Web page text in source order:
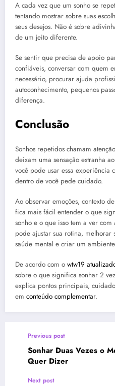
A cada vez que um sonho se
tentando mostrar sobre suas
seus desejos. Não é sobre
de um jeito diferente.
Se sentir que precisa de apoio
confiáveis, conversar com quem
necessário, procurar ajuda
autoconhecimento, pequenos
diferença.
Conclusão
Sonhos repetidos chamam
deixam uma sensação estranha
você pode usar essa experiência
dentro de você pede cuidado.
Ao observar emoções, contexto
fica mais fácil entender o que
sonho e o que isso tem a ver
pode ajustar sua rotina, melhorar
saúde mental e criar um
De acordo com o wtw19
sobre o que significa sonhar 2
explica pontos principais,
em conteúdo complementar.
Previous post
Sonhar Duas Vezes o
Quer Dizer
Next post